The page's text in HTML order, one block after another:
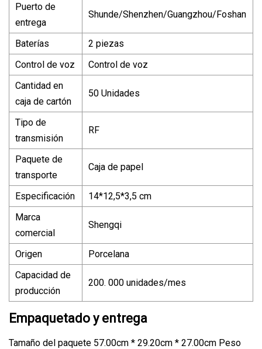
Puerto de
entrega
Shunde/Shenzhen/Guangzhou/Foshan
Baterías
2 piezas
Control de voz
Control de voz
Cantidad en
caja de cartón
50 Unidades
Tipo de
transmisión
RF
Paquete de
transporte
Caja de papel
Especificación
14*12,5*3,5 cm
Marca
comercial
Shengqi
Origen
Porcelana
Capacidad de
producción
200. 000 unidades/mes
Empaquetado y entrega
Tamaño del paquete 57.00cm * 29.20cm * 27.00cm Peso